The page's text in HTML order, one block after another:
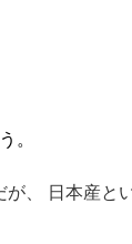
。
が、 日本産